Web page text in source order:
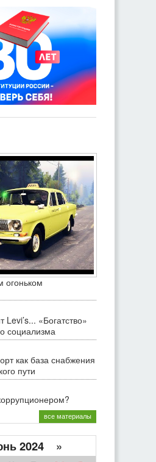
огоньком
Levi’s... «Богатство»
социализма
как база снабжения
пути
все материалы
2024 »